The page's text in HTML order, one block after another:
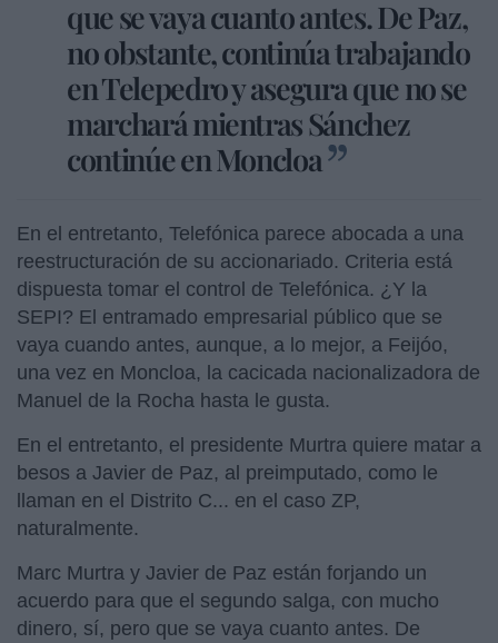
que se vaya cuanto antes. De Paz,
no obstante, continúa trabajando
en Telepedro y asegura que no se
marchará mientras Sánchez
continúe en Moncloa
En el entretanto, Telefónica parece abocada a una
reestructuración de su accionariado. Criteria está
dispuesta tomar el control de Telefónica. ¿Y la
SEPI? El entramado empresarial público que se
vaya cuando antes, aunque, a lo mejor, a Feijóo,
una vez en Moncloa, la cacicada nacionalizadora de
Manuel de la Rocha hasta le gusta.
En el entretanto, el presidente Murtra quiere matar a
besos a Javier de Paz, al preimputado, como le
llaman en el Distrito C... en el caso ZP,
naturalmente.
Marc Murtra y Javier de Paz están forjando un
acuerdo para que el segundo salga, con mucho
dinero, sí, pero que se vaya cuanto antes. De